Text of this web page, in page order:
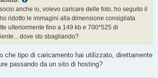
anche io, volevo caricare delle foto, ho seguito il
ridotto le immagini alla dimensione consigliata
ulteriormente fino a 149 kb e 700*525 di
dove sto sbagliando?
che tipo di caricamento hai utilizzato, direttamente
passando da un sito di hosting?